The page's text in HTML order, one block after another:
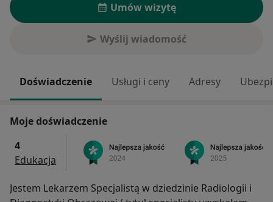
Umów wizytę
Wyślij wiadomość
Doświadczenie Usługi i ceny Adresy
Moje doświadczenie
4
Edukacja
Jestem Lekarzem Specjalistą w dziedzinie Radiologii i